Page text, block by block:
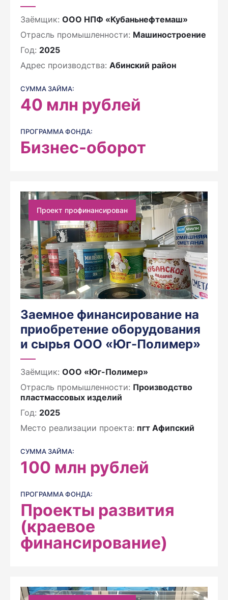
Заёмщик: ООО НПФ «Кубаньнефтемаш»
Отрасль промышленности: Машиностроение
Год: 2025
Адрес производства: Абинский район
СУММА ЗАЙМА:
40 млн рублей
ПРОГРАММА ФОНДА:
Бизнес-оборот
Проект профинансирован
Заемное финансирование на
приобретение оборудования
и сырья ООО «Юг-Полимер»
Заёмщик: ООО «Юг-Полимер»
Отрасль промышленности: Производство
пластмассовых изделий
Год: 2025
Место реализации проекта: пгт Афипский
СУММА ЗАЙМА:
100 млн рублей
ПРОГРАММА ФОНДА:
Проекты развития
(краевое
финансирование)